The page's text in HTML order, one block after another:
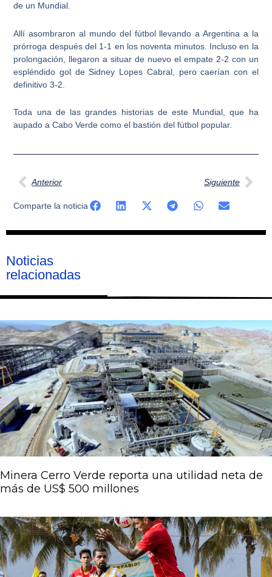
de un Mundial.
Allí asombraron al mundo del fútbol llevando a Argentina a la
prórroga después del 1-1 en los noventa minutos. Incluso en la
prolongación, llegaron a situar de nuevo el empate 2-2 con un
espléndido gol de Sidney Lopes Cabral, pero caerían con el
definitivo 3-2.
Toda una de las grandes historias de este Mundial, que ha
aupado a Cabo Verde como el bastión del fútbol popular.
Ant
Anterior Siguiente
Comparte la noticia
Noticias
relacionadas
Minera Cerro Verde reporta una utilidad neta de
más de US$ 500 millones
Página
Página
Página
Página
Página